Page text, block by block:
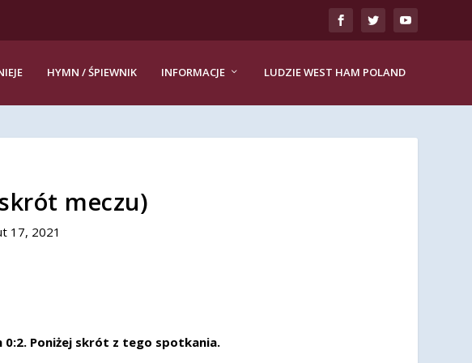
HYMN / ŚPIEWNIK INFORMACJE LUDZIE WEST HAM POLAND
meczu)
17, 2021
0:2. Poniżej skrót z tego spotkania.